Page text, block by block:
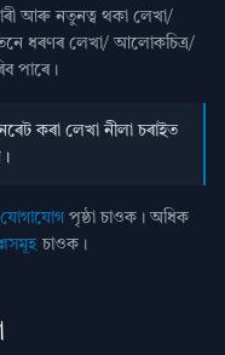
আৰু নতুনত্ব থকা লেখা/
ধৰণৰ লেখা/ আলোকচিত্ৰ/
পাৰে।
কৰা লেখা নীলা চৰাইত
যোগাযোগ পৃষ্ঠা চাওক। অধিক
চাওক।